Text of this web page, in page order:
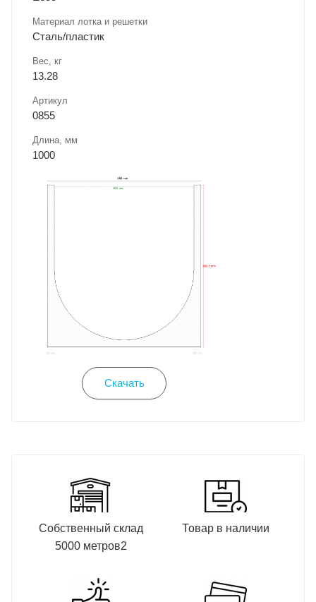
Материал лотка и решетки
Сталь/пластик
Вес, кг
13.28
Артикул
0855
Длина, мм
1000
Скачать
Собственный склад
5000 метров2
Товар в наличии